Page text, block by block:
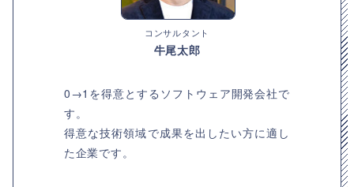
コンサルタント
牛尾太郎
0→1を得意とするソフトウェア開発会社で
す。
得意な技術領域で成果を出したい方に適し
た企業です。